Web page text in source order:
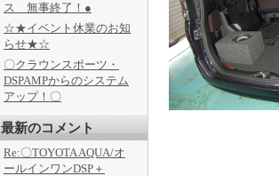
ス 無事終了！●
☆★イベント休業のお知
らせ★☆
〇クラウンスポーツ・
DSPAMPからのシステム
アップ！〇
最新のコメント
Re:〇TOYOTA AQUA/オ
ールインワンDSP＋